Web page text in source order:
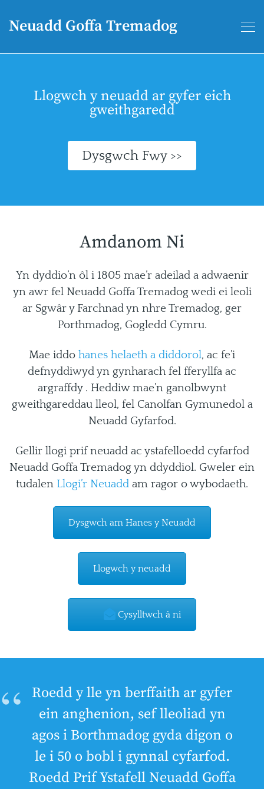
Neuadd Goffa Tremadog
Llogwch y neuadd ar gyfer eich
gweithgaredd
Dysgwch Fwy >>
Amdanom Ni
Yn dyddio’n ôl i 1805 mae’r adeilad a adwaenir
yn awr fel Neuadd Goffa Tremadog wedi ei leoli
ar Sgwâr y Farchnad yn nhre Tremadog, ger
Porthmadog, Gogledd Cymru.
Mae iddo hanes helaeth a diddorol, ac fe’i
defnyddiwyd yn gynharach fel fferyllfa ac
argraffdy . Heddiw mae’n ganolbwynt
gweithgareddau lleol, fel Canolfan Gymunedol a
Neuadd Gyfarfod.
Gellir llogi prif neuadd ac ystafelloedd cyfarfod
Neuadd Goffa Tremadog yn ddyddiol. Gweler ein
tudalen Llogi’r Neuadd am ragor o wybodaeth.
Dysgwch am Hanes y Neuadd
Llogwch y neuadd
Cysylltwch â ni
Roedd y lle yn berffaith ar gyfer
ein anghenion, sef lleoliad yn
agos i Borthmadog gyda digon o
le i 50 o bobl i gynnal cyfarfod.
Roedd Prif Ystafell Neuadd Goffa